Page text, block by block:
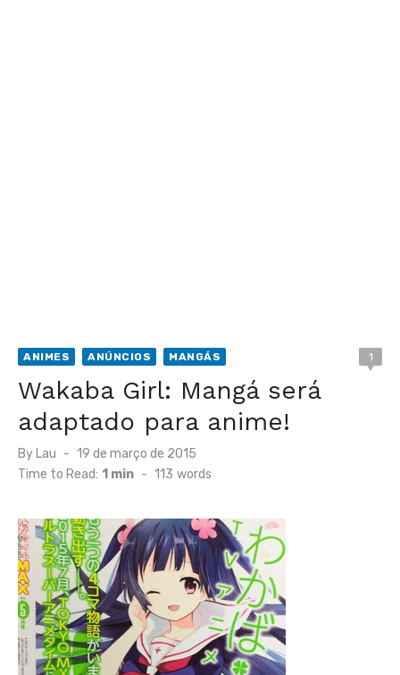
ANIMES ANÚNCIOS MANGÁS 1
Wakaba Girl: Mangá será
adaptado para anime!
By Lau
Posted
on
19 de março de 2015
Time to Read: 1 min - 113 words